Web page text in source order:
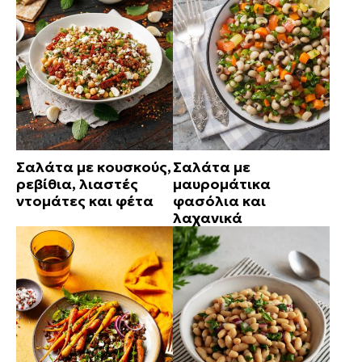
Σαλάτα με κουσκούς,
ρεβίθια, λιαστές
ντομάτες και φέτα
Σαλάτα με
μαυρομάτικα
φασόλια και
λαχανικά